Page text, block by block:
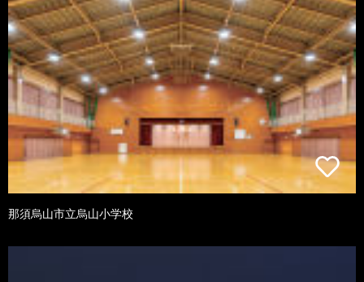
那須烏山市立烏山小学校